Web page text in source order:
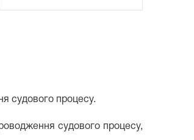
судового процесу.
судового процесу,